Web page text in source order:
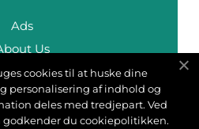
Ads
Us
Cookiescookies til at huske dine
personalisering af indhold og
deles med tredjepart. Ved
godkender du cookiepolitikken.